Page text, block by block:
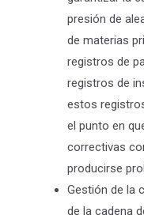
presión de
de materias
registros de
registros de
estos
el punto en
correctivas
producirse
Gestión de la
de la cadena